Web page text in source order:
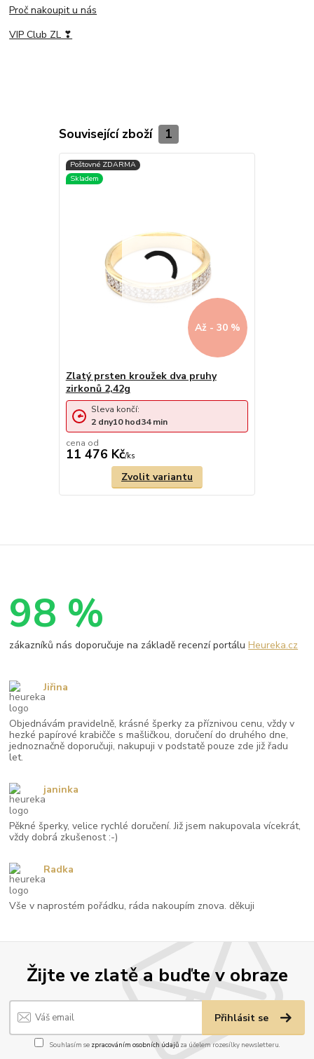
Proč nakoupit u nás
VIP Club ZL ❣
Související zboží 1
Až - 30 %
Zlatý prsten kroužek dva pruhy
zirkonů 2,42g
cena od
11 476 Kč/ks
Sleva končí:
2 dny10hod34min
Zvolit variantu
Žijte ve zlatě a buďte v obraze
Přihlásit se
Souhlasím se zpracováním osobních údajůza účelem rozesílky newsletteru.
98 %
zákazníků nás doporučuje na základě recenzí portáluHeureka.cz
Objednávám pravidelně, krásné šperky za příznivou cenu, vždy v
hezké papírové krabičče s mašličkou, doručení do druhého dne,
jednoznačně doporučuji, nakupuji v podstatě pouze zde již řadu
let.
Jiřina
Pěkné šperky, velice rychlé doručení. Již jsem nakupovala vícekrát,
vždy dobrá zkušenost :-)
janinka
Vše v naprostém pořádku, ráda nakoupím znova. děkuji
Radka